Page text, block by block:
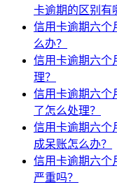
卡逾期的区别有
信用卡逾期六个
么办？
信用卡逾期六个
理？
信用卡逾期六个
了怎么处理？
信用卡逾期六个
成呆账怎么办？
信用卡逾期六个
严重吗？